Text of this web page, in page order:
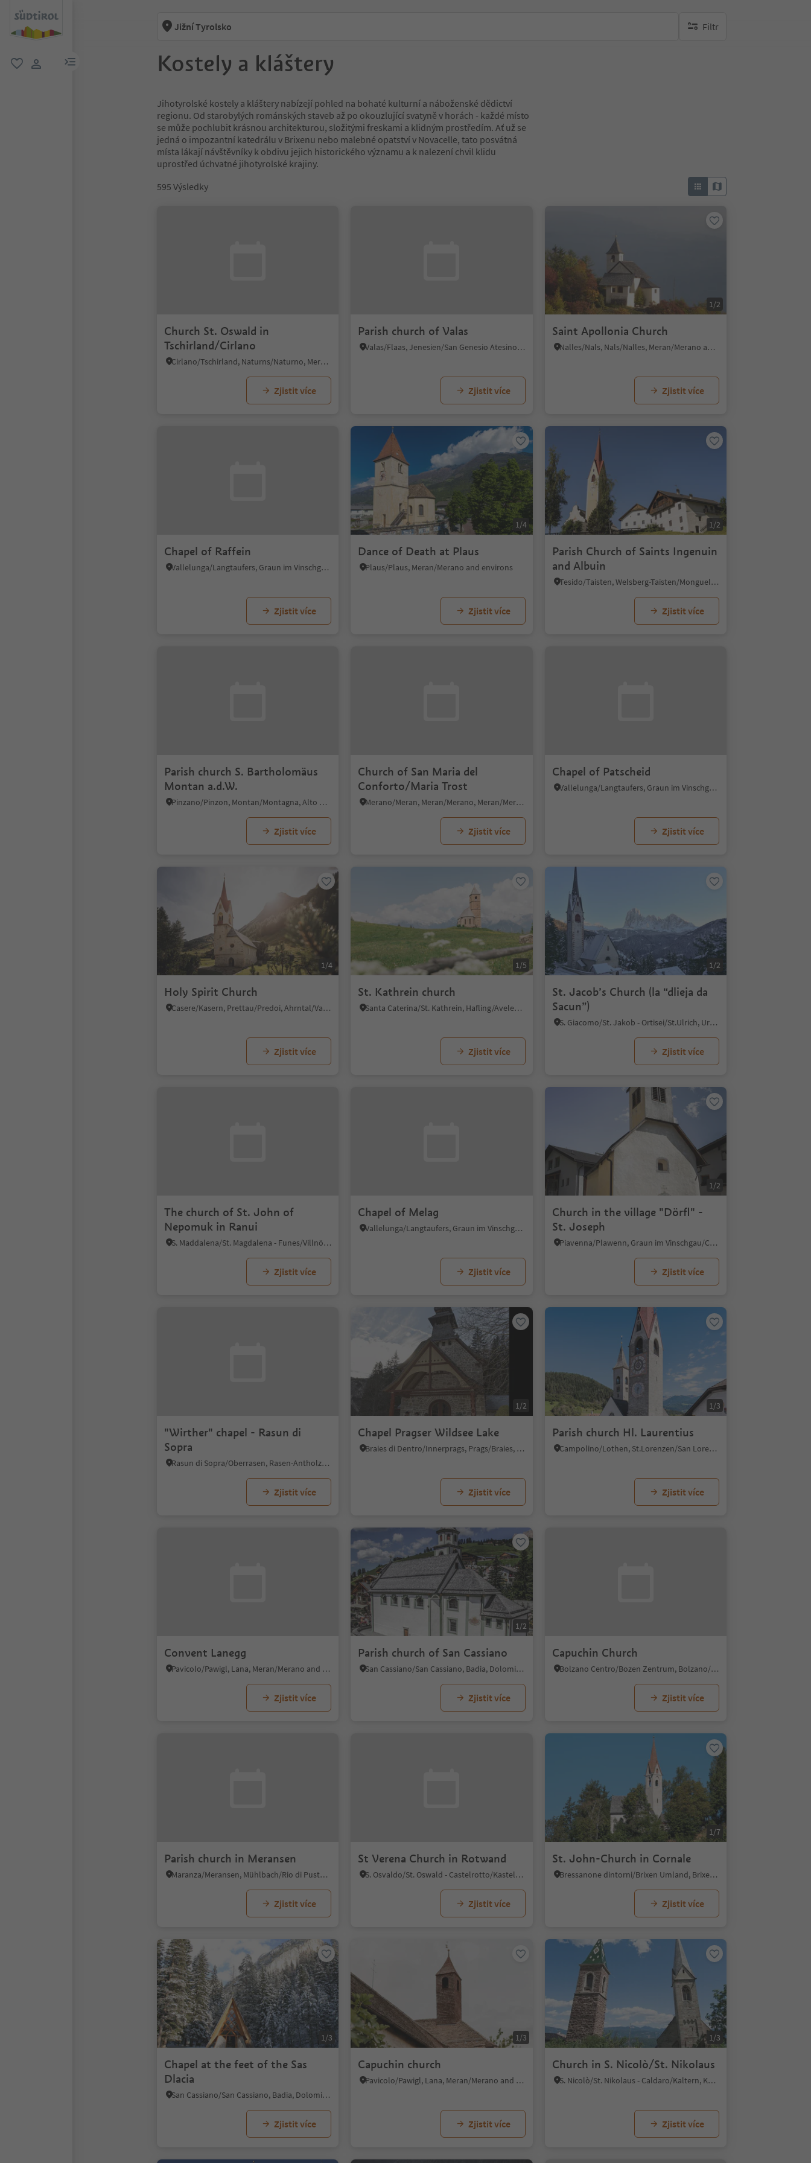
odkaz na menu
Jižní Tyrolsko Filtr
brak aktywnych filtrów
Kostely a kláštery
Jihotyrolské kostely a kláštery nabízejí pohled na bohaté kulturní a náboženské dědictví
regionu. Od starobylých románských staveb až po okouzlující svatyně v horách - každé místo
se může pochlubit krásnou architekturou, složitými freskami a klidným prostředím. Ať už se
jedná o impozantní katedrálu v Brixenu nebo malebné opatství v Novacelle, tato posvátná
místa lákají návštěvníky k obdivu jejich historického významu a k nalezení chvil klidu
uprostřed úchvatné jihotyrolské krajiny.
595 Výsledky
Church St. Oswald in
Tschirland/Cirlano
Cirlano/Tschirland, Naturns/Naturno, Meran/Merano and environs
Zjistit více
Parish church of Valas
Valas/Flaas, Jenesien/San Genesio Atesino, Bolzano/Bozen and environs
Zjistit více
1/2
Saint Apollonia Church
Nalles/Nals, Nals/Nalles, Meran/Merano and environs
Zjistit více
Chapel of Raffein
Vallelunga/Langtaufers, Graun im Vinschgau/Curon Venosta, Vinschgau/Val Venosta
Zjistit více
1/4
Dance of Death at Plaus
Plaus/Plaus, Meran/Merano and environs
Zjistit více
1/2
Parish Church of Saints Ingenuin
and Albuin
Tesido/Taisten, Welsberg-Taisten/Monguelfo-Tesido
Zjistit více
Parish church S. Bartholomäus
Montan a.d.W.
Pinzano/Pinzon, Montan/Montagna, Alto Adige Wine Road
Zjistit více
Church of San Maria del
Conforto/Maria Trost
Merano/Meran, Meran/Merano, Meran/Merano and environs
Zjistit více
Chapel of Patscheid
Vallelunga/Langtaufers, Graun im Vinschgau/Curon Venosta, Vinschgau/Val Venosta
Zjistit více
1/4
Holy Spirit Church
Casere/Kasern, Prettau/Predoi, Ahrntal/Valle Aurina
Zjistit více
1/5
St. Kathrein church
Santa Caterina/St. Kathrein, Hafling/Avelengo, Meran/Merano and environs
Zjistit více
1/2
St. Jacob’s Church (la “dlieja da
Sacun”)
S. Giacomo/St. Jakob - Ortisei/St.Ulrich, Urtijëi/Ortisei, Dolomites Region Val Gardena
Zjistit více
The church of St. John of
Nepomuk in Ranui
S. Maddalena/St. Magdalena - Funes/Villnöss, Villnöss/Funes, Dolomites Region Lüsen Villnöss
Zjistit více
Chapel of Melag
Vallelunga/Langtaufers, Graun im Vinschgau/Curon Venosta, Vinschgau/Val Venosta
Zjistit více
1/2
Church in the village "Dörfl" -
St. Joseph
Piavenna/Plawenn, Graun im Vinschgau/Curon Venosta, Vinschgau/Val Venosta
Zjistit více
"Wirther" chapel - Rasun di
Sopra
Rasun di Sopra/Oberrasen, Rasen-Antholz/Rasun Anterselva, Dolomites Region Kronplatz/Plan de Corones
Zjistit více
1/2
Chapel Pragser Wildsee Lake
Braies di Dentro/Innerprags, Prags/Braies, Dolomites Region 3 Zinnen
Zjistit více
1/3
Parish church Hl. Laurentius
Campolino/Lothen, St.Lorenzen/San Lorenzo di Sebato, Dolomites Region Kronplatz/Plan de Corones
Zjistit více
Convent Lanegg
Pavicolo/Pawigl, Lana, Meran/Merano and environs
Zjistit více
1/2
Parish church of San Cassiano
San Cassiano/San Cassiano, Badia, Dolomites Region Alta Badia
Zjistit více
Capuchin Church
Bolzano Centro/Bozen Zentrum, Bolzano/Bozen, Bolzano/Bozen and environs
Zjistit více
Parish church in Meransen
Maranza/Meransen, Mühlbach/Rio di Pusteria, Brixen/Bressanone and environs
Zjistit více
St Verena Church in Rotwand
S. Osvaldo/St. Oswald - Castelrotto/Kastelruth, Ritten/Renon, Bolzano/Bozen and environs
Zjistit více
1/7
St. John-Church in Cornale
Bressanone dintorni/Brixen Umland, Brixen/Bressanone, Brixen/Bressanone and environs
Zjistit více
1/3
Chapel at the feet of the Sas
Dlacia
San Cassiano/San Cassiano, Badia, Dolomites Region Alta Badia
Zjistit více
1/3
Capuchin church
Pavicolo/Pawigl, Lana, Meran/Merano and environs
Zjistit více
1/3
Church in S. Nicolò/St. Nikolaus
S. Nicolò/St. Nikolaus - Caldaro/Kaltern, Kaltern an der Weinstraße/Caldaro sulla Strada del Vino, Alto Adige Wine Road
Zjistit více